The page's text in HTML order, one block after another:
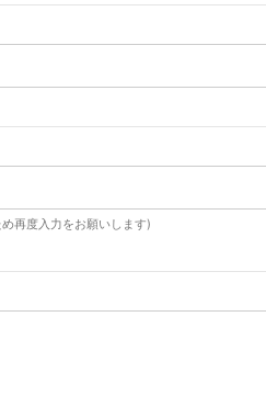
め再度入力をお願いします)